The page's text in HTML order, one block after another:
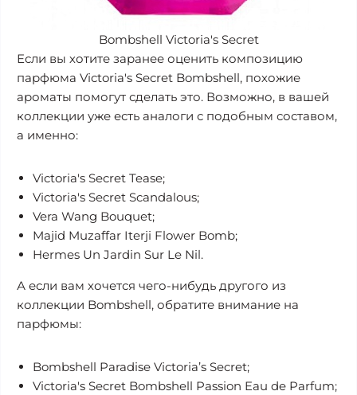
Bombshell Victoria's Secret
Если вы хотите заранее оценить композицию
парфюма Victoria's Secret Bombshell, похожие
ароматы помогут сделать это. Возможно, в вашей
коллекции уже есть аналоги с подобным составом,
а именно:
Victoria's Secret Tease;
Victoria's Secret Scandalous;
Vera Wang Bouquet;
Majid Muzaffar Iterji Flower Bomb;
Hermes Un Jardin Sur Le Nil.
А если вам хочется чего-нибудь другого из
коллекции Bombshell, обратите внимание на
парфюмы:
Bombshell Paradise Victoria’s Secret;
Victoria's Secret Bombshell Passion Eau de Parfum;